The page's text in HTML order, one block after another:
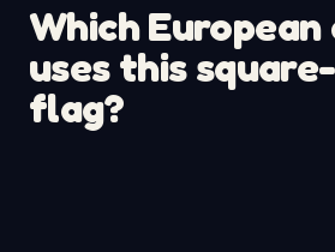
Which
uses this
flag?